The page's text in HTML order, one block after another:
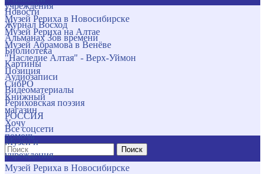
учреждения
Музей Рериха в Новосибирске
Музей Рериха на Алтае
Музей Абрамова в Венёве
"Наследие Алтая" - Верх-Уймон
Позиция
СибРО
Книжный
магазин
Хочу
помочь
Поиск
Новости
Журнал Восход
Альманах Зов времени
Библиотека
Картины
Аудиозаписи
Видеоматериалы
Рериховская поэзия
РОССИЯ
Все соцсети
Музеи и
учреждения
Музей Рериха в Новосибирске